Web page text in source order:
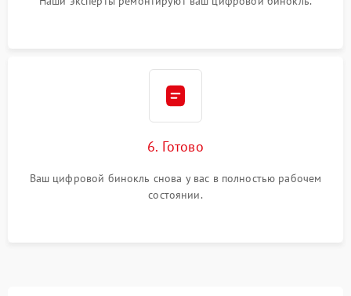
6. Готово
Ваш цифровой бинокль снова у вас в полностью рабочем
состоянии.